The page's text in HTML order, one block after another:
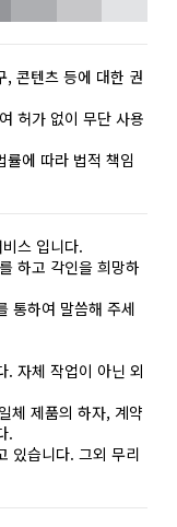
, 콘텐츠 등에 대한 권
허가 없이 무단 사용
률에 따라 법적 책임
스 입니다.
하고 각인을 희망하
통하여 말씀해 주세
. 자체 작업이 아닌 외
체 제품의 하자, 계약
.
있습니다. 그외 무리